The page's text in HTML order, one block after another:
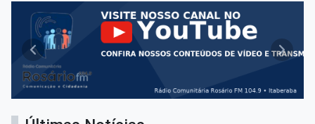
Rádio Rosário FM
Anterior